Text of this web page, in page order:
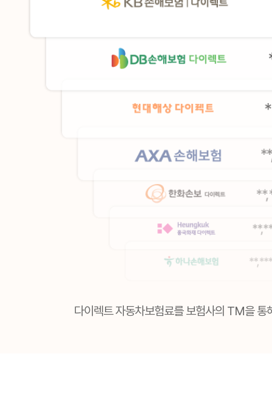
다이렉트 자동차보험료를 보험사의 TM을 통
**분 전
문** **분 전